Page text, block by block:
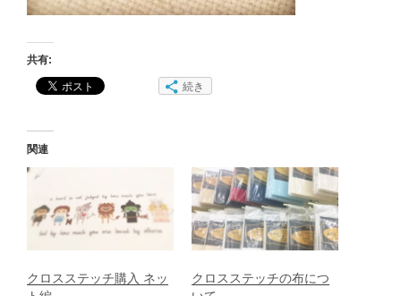
共有:
続き
関連
クロスステッチ購入 ネッ
クロスステッチの布につ